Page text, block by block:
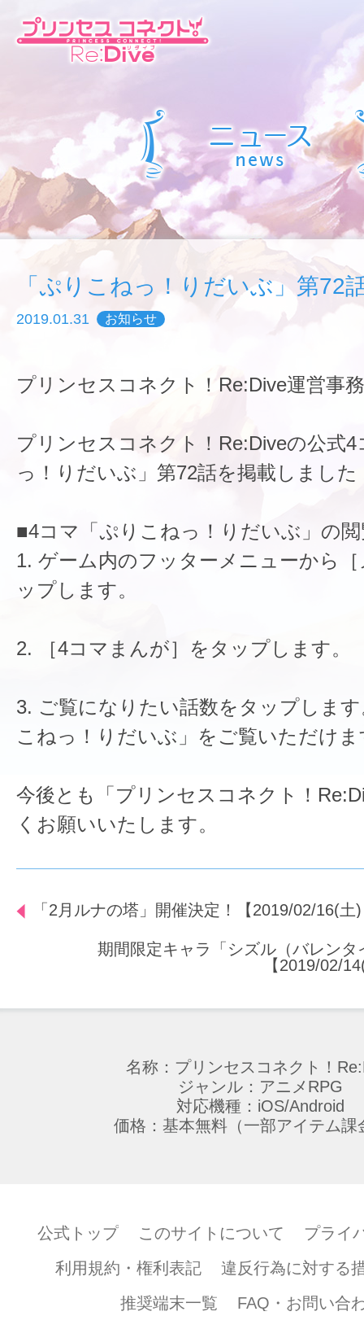
「ぷりこねっ！りだいぶ」第72
2019.01.31 お知らせ
プリンセスコネクト！Re:Dive運営事
プリンセスコネクト！Re:Diveの公式
っ！りだいぶ」第72話を掲載しました
■4コマ「ぷりこねっ！りだいぶ」の
1. ゲーム内のフッターメニューから
ップします。
2. ［4コマまんが］をタップします。
3. ご覧になりたい話数をタップしま
こねっ！りだいぶ」をご覧いただけま
今後とも「プリンセスコネクト！
くお願いいたします。
「2月ルナの塔」開催決定！【2019/02/16(
期間限定キャラ「シズル（バレンタ
【2019/02/
名称：プリンセスコネクト！
ジャンル：アニメRPG
対応機種：iOS/Android
価格：基本無料（一部アイテム課
公式トップ このサイトについて
プライ
利用規約・権利表記
違反行為に対する
推奨端末一覧
FAQ・お問い合